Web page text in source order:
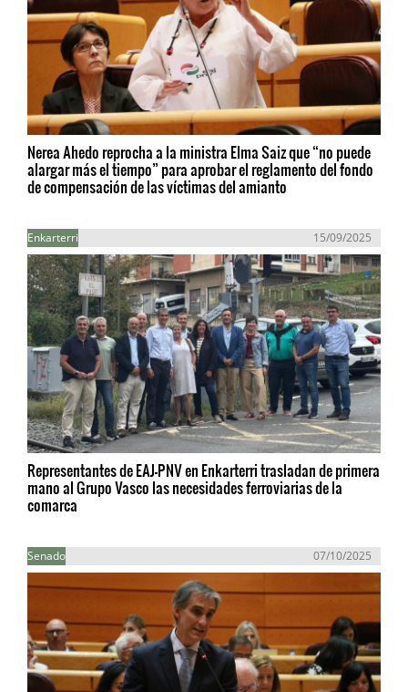
Nerea Ahedo reprocha a la ministra Elma Saiz que “no puede
alargar más el tiempo” para aprobar el reglamento del fondo
de compensación de las víctimas del amianto
Enkarterri 15/09/2025
Representantes de EAJ-PNV en Enkarterri trasladan de primera
mano al Grupo Vasco las necesidades ferroviarias de la
comarca
Senado 07/10/2025